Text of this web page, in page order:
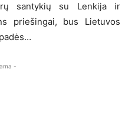
santykių su Lenkija ir
priešingai, bus Lietuvos
-